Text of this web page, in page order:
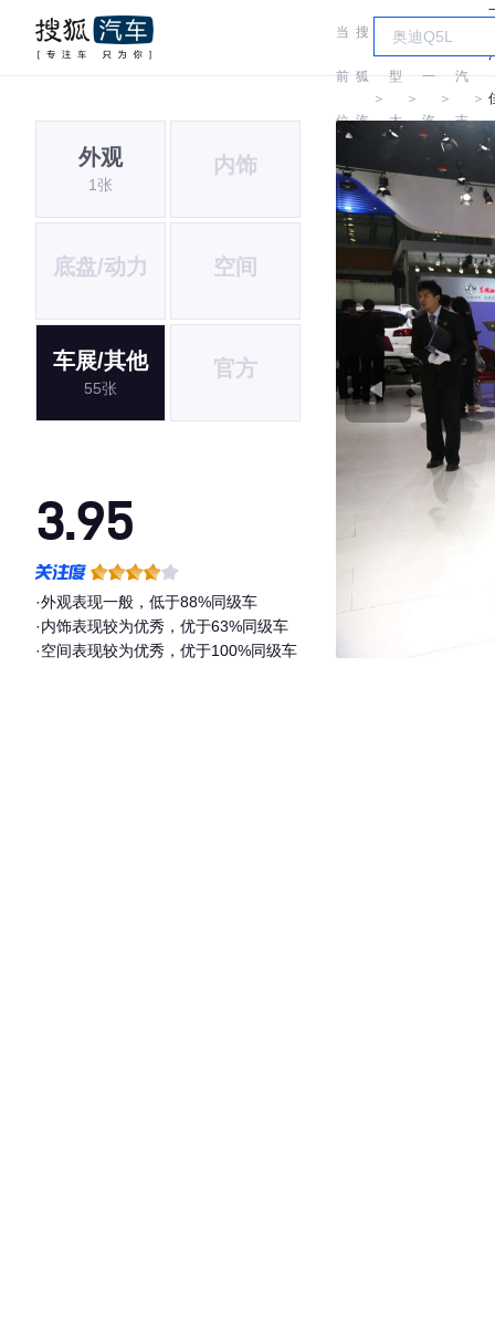
当
前
位
置:
搜
狐
汽
车
＞
车
型
大
＞
一
汽
＞
汽
吉
林
＞
外观
1张
内饰
底盘/动力 空间
车展/其他
55张
官方
3.95
·外观表现一般，低于88%同级车
·内饰表现较为优秀，优于63%同级车
·空间表现较为优秀，优于100%同级车